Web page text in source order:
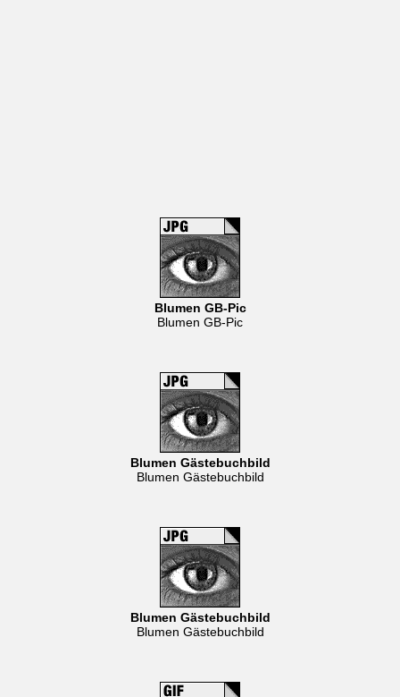
Blumen GB-Pic
Blumen GB-Pic
Blumen Gästebuchbild
Blumen Gästebuchbild
Blumen Gästebuchbild
Blumen Gästebuchbild